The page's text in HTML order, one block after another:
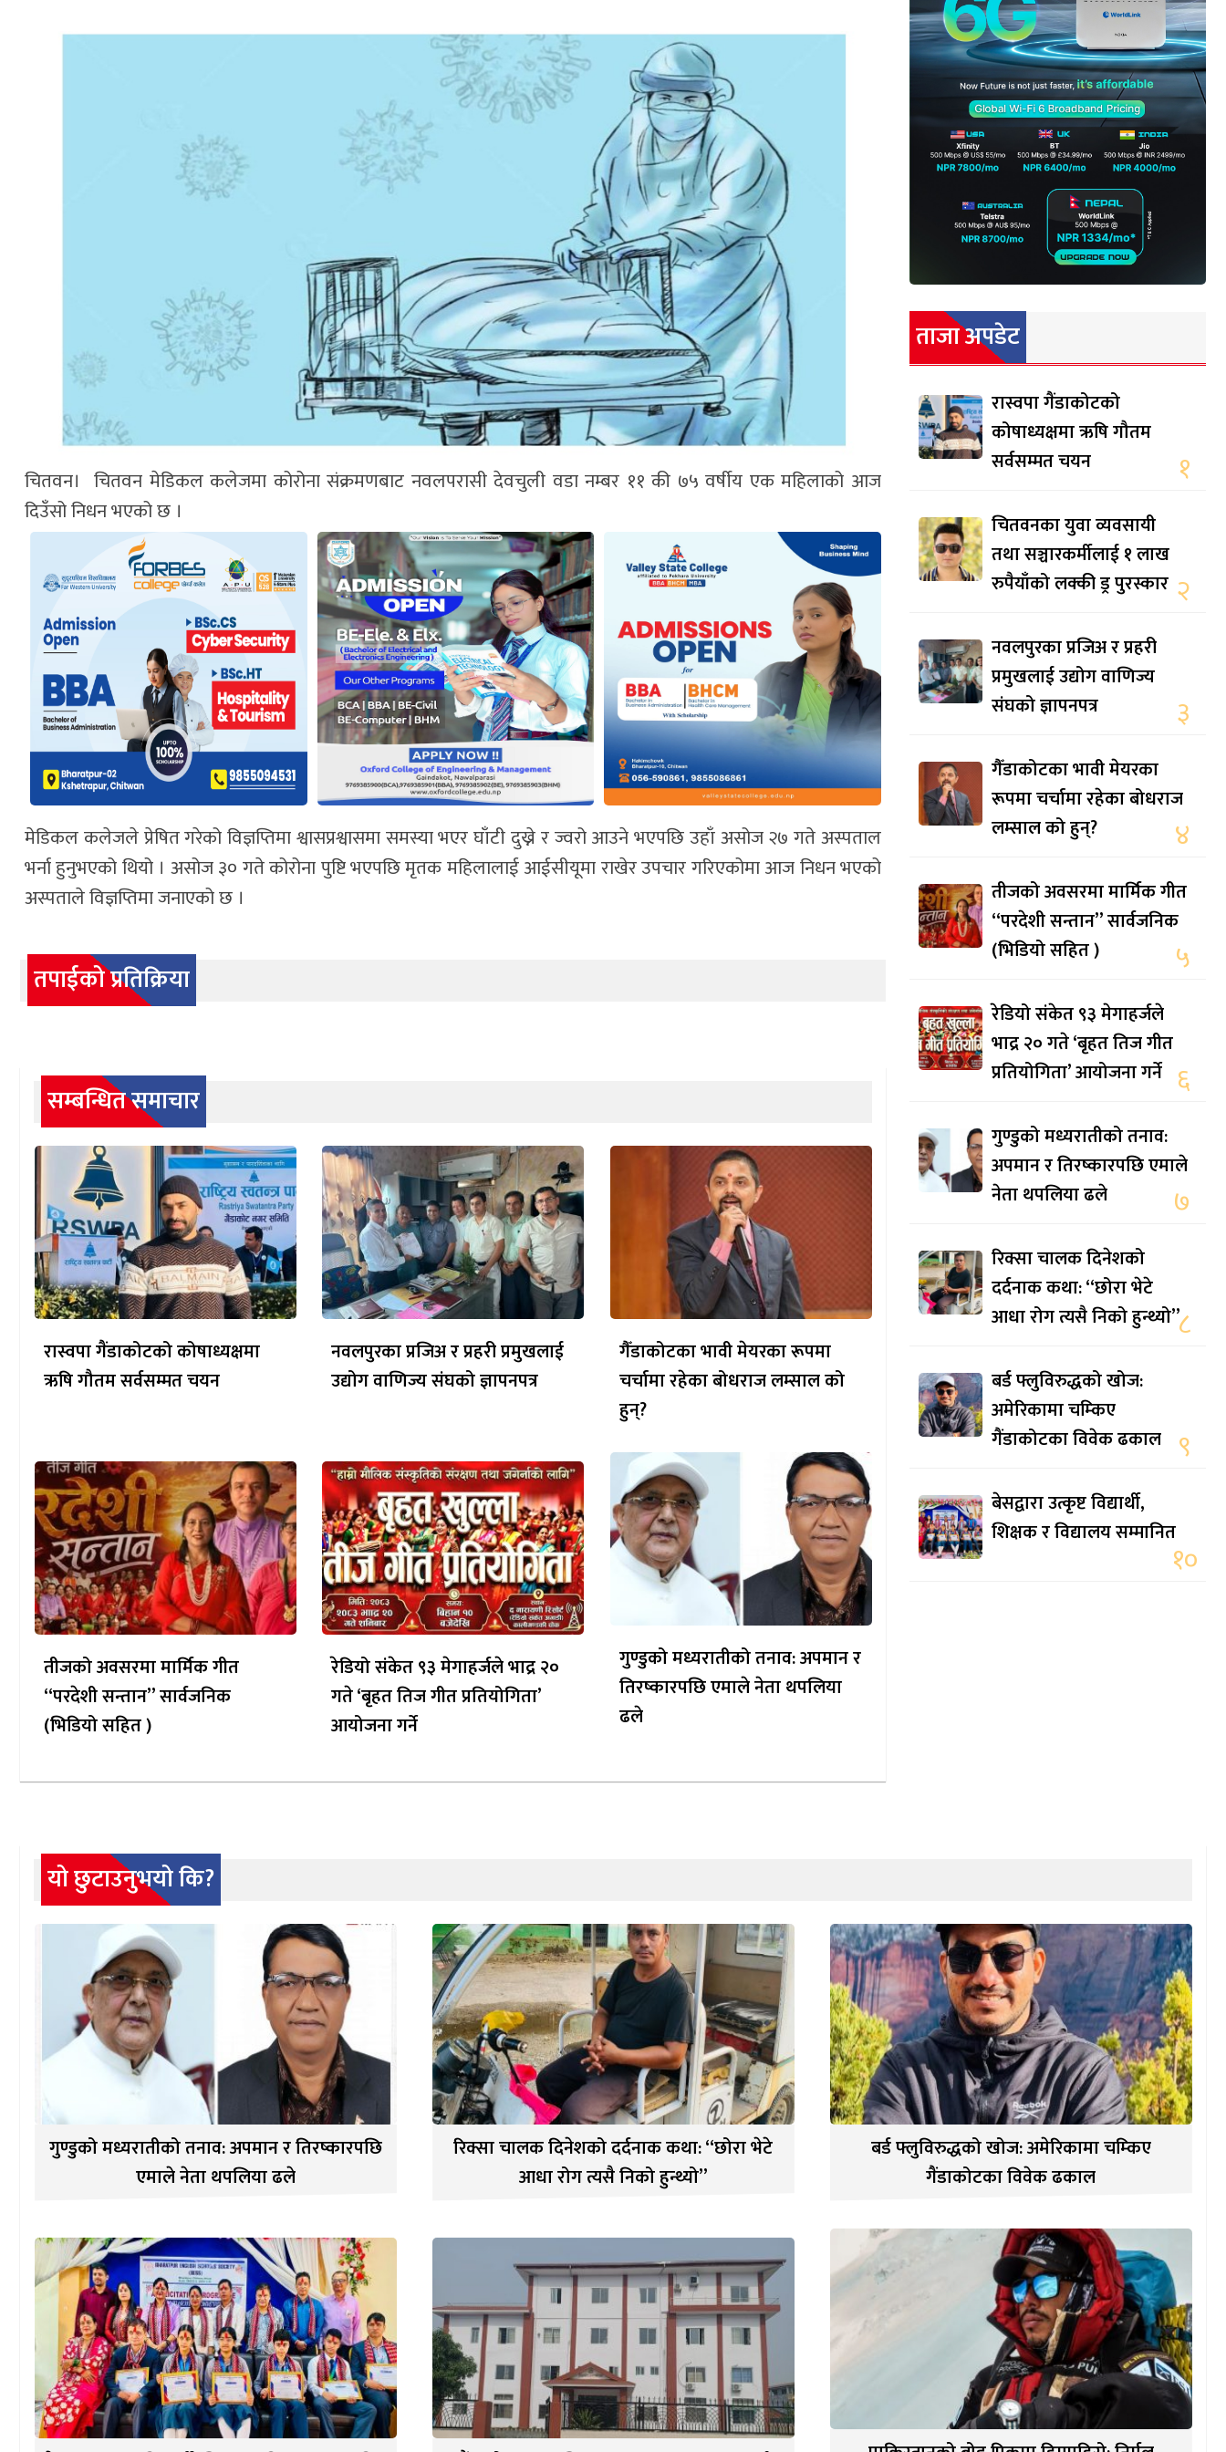
चितवन। चितवन मेडिकल कलेजमा कोरोना संक्रमणबाट नवलपरासी देवचुली वडा नम्बर ११ की ७५ वर्षीय एक महिलाको आज
दिउँसो निधन भएको छ ।
मेडिकल कलेजले प्रेषित गरेको विज्ञप्तिमा श्वासप्रश्वासमा समस्या भएर घाँटी दुख्ने र ज्वरो आउने भएपछि उहाँ असोज २७ गते अस्पताल
भर्ना हुनुभएको थियो । असोज ३० गते कोरोना पुष्टि भएपछि मृतक महिलालाई आईसीयूमा राखेर उपचार गरिएकोमा आज निधन भएको
अस्पताले विज्ञप्तिमा जनाएको छ ।
तपाईको प्रतिक्रिया
सम्बन्धित समाचार
रास्वपा गैंडाकोटको कोषाध्यक्षमा
ऋषि गौतम सर्वसम्मत चयन
नवलपुरका प्रजिअ र प्रहरी प्रमुखलाई
उद्योग वाणिज्य संघको ज्ञापनपत्र
गैँडाकोटका भावी मेयरका रूपमा
चर्चामा रहेका बोधराज लम्साल को
हुन्?
तीजको अवसरमा मार्मिक गीत
“परदेशी सन्तान” सार्वजनिक
(भिडियो सहित )
रेडियो संकेत ९३ मेगाहर्जले भाद्र २०
गते ‘बृहत तिज गीत प्रतियोगिता’
आयोजना गर्ने
गुण्डुको मध्यरातीको तनाव: अपमान र
तिरष्कारपछि एमाले नेता थपलिया
ढले
ताजा अपडेट
रास्वपा गैंडाकोटको
कोषाध्यक्षमा ऋषि गौतम
सर्वसम्मत चयन
१
चितवनका युवा व्यवसायी
तथा सञ्चारकर्मीलाई १ लाख
रुपैयाँको लक्की ड्र पुरस्कार २
नवलपुरका प्रजिअ र प्रहरी
प्रमुखलाई उद्योग वाणिज्य
संघको ज्ञापनपत्र
३
गैँडाकोटका भावी मेयरका
रूपमा चर्चामा रहेका बोधराज
लम्साल को हुन्?
४
तीजको अवसरमा मार्मिक गीत
“परदेशी सन्तान” सार्वजनिक
(भिडियो सहित )
५
रेडियो संकेत ९३ मेगाहर्जले
भाद्र २० गते ‘बृहत तिज गीत
प्रतियोगिता’ आयोजना गर्ने ६
गुण्डुको मध्यरातीको तनाव:
अपमान र तिरष्कारपछि एमाले
नेता थपलिया ढले
७
रिक्सा चालक दिनेशको
दर्दनाक कथा: “छोरा भेटे
आधा रोग त्यसै निको हुन्थ्यो”८
बर्ड फ्लुविरुद्धको खोज:
अमेरिकामा चम्किए
गैंडाकोटका विवेक ढकाल ९
बेसद्वारा उत्कृष्ट विद्यार्थी,
शिक्षक र विद्यालय सम्मानित
१०
यो छुटाउनुभयो कि?
गुण्डुको मध्यरातीको तनाव: अपमान र तिरष्कारपछि
एमाले नेता थपलिया ढले
रिक्सा चालक दिनेशको दर्दनाक कथा: “छोरा भेटे
आधा रोग त्यसै निको हुन्थ्यो”
बर्ड फ्लुविरुद्धको खोज: अमेरिकामा चम्किए
गैंडाकोटका विवेक ढकाल